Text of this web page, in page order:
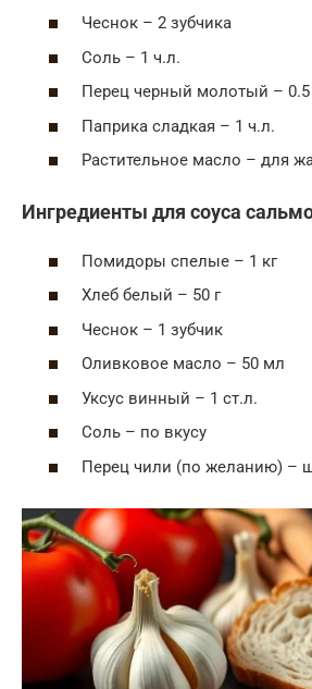
Чеснок – 2 зубчика
Соль – 1 ч.л.
Перец черный молотый – 0.5
Паприка сладкая – 1 ч.л.
Растительное масло – для
Ингредиенты для соуса
Помидоры спелые – 1 кг
Хлеб белый – 50 г
Чеснок – 1 зубчик
Оливковое масло – 50 мл
Уксус винный – 1 ст.л.
Соль – по вкусу
Перец чили (по желанию) –